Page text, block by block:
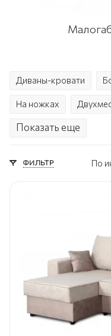
Диваны-кровати
На ножках
С ящиками
Показать еще
ФИЛЬТР По